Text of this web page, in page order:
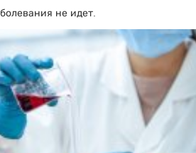
не идет.